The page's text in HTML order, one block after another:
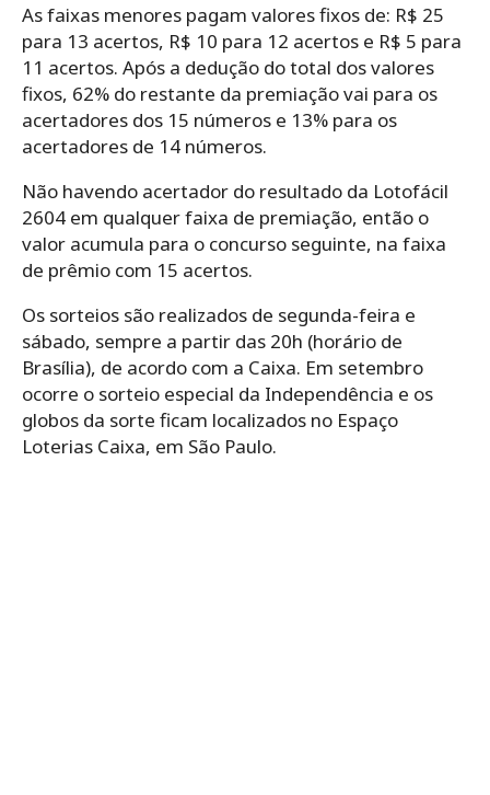
As faixas menores pagam valores fixos de: R$ 25
para 13 acertos, R$ 10 para 12 acertos e R$ 5 para
11 acertos. Após a dedução do total dos valores
fixos, 62% do restante da premiação vai para os
acertadores dos 15 números e 13% para os
acertadores de 14 números.
Não havendo acertador do resultado da Lotofácil
2604 em qualquer faixa de premiação, então o
valor acumula para o concurso seguinte, na faixa
de prêmio com 15 acertos.
Os sorteios são realizados de segunda-feira e
sábado, sempre a partir das 20h (horário de
Brasília), de acordo com a Caixa. Em setembro
ocorre o sorteio especial da Independência e os
globos da sorte ficam localizados no Espaço
Loterias Caixa, em São Paulo.